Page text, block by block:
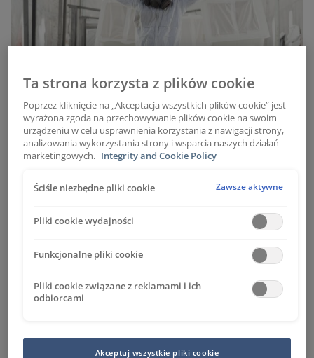
Na czym polega proces malowania na
To metoda nakładania na wyroby stalowe, drewniane,
plastikowe i inne, warstwy ochronnej o właściwościach
ogniochronnych i antykorozyjnych, która stanowi
wykorzystuje się płynną farbę, nakładaną warstwami
Ta strona korzysta z plików cookie
Poprzez kliknięcie na „Akceptacja wszystkich plików cookie” jest
wyrażona zgoda na przechowywanie plików cookie na swoim
urządzeniu w celu usprawnienia korzystania z nawigacji strony,
analizowania wykorzystania strony i wsparcia naszych działań
marketingowych. Integrity and Cookie Policy
Ściśle niezbędne pliki cookie Zawsze aktywne
Pliki cookie wydajności
Funkcjonalne pliki cookie
Pliki cookie związane z reklamami i ich
odbiorcami
Akceptuj wszystkie pliki cookie